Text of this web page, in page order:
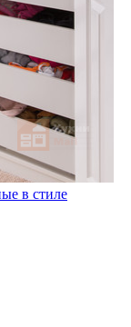
в стиле